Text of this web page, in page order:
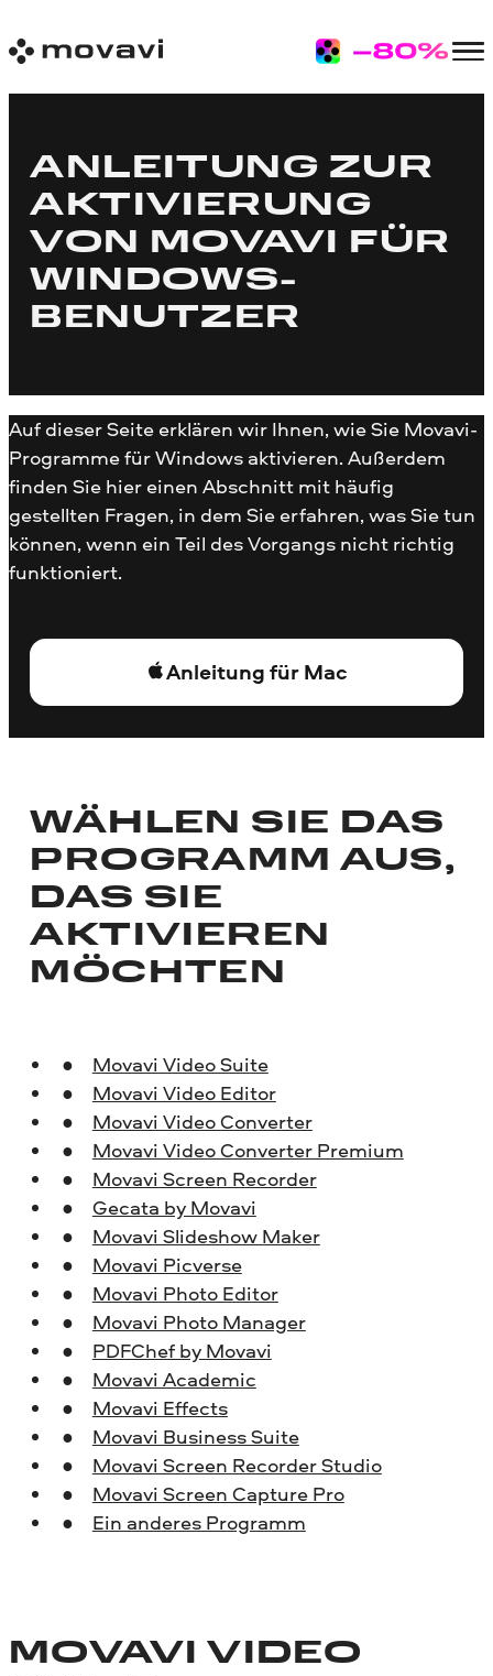
ANLEITUNG ZUR
AKTIVIERUNG
VON MOVAVI FÜR
WINDOWS-
BENUTZER
Auf dieser Seite erklären wir Ihnen, wie Sie Movavi-
Programme für Windows aktivieren. Außerdem
finden Sie hier einen Abschnitt mit häufig
gestellten Fragen, in dem Sie erfahren, was Sie tun
können, wenn ein Teil des Vorgangs nicht richtig
funktioniert.
Anleitung für Mac
WÄHLEN SIE DAS
PROGRAMM AUS,
DAS SIE
AKTIVIEREN
MÖCHTEN
Movavi Video Suite
Movavi Video Editor
Movavi Video Converter
Movavi Video Converter Premium
Movavi Screen Recorder
Gecata by Movavi
Movavi Slideshow Maker
Movavi Picverse
Movavi Photo Editor
Movavi Photo Manager
PDFChef by Movavi
Movavi Academic
Movavi Effects
Movavi Business Suite
Movavi Screen Recorder Studio
Movavi Screen Capture Pro
Ein anderes Programm
MOVAVI VIDEO